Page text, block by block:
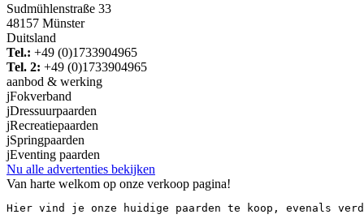
Sudmühlenstraße 33
48157 Münster
Duitsland
Tel.: +49 (0)1733904965
Tel. 2: +49 (0)1733904965
aanbod & werking
jFokverband
jDressuurpaarden
jRecreatiepaarden
jSpringpaarden
jEventing paarden
Nu alle advertenties bekijken
Van harte welkom op onze verkoop pagina!
Hier vind je onze huidige paarden te koop, evenals